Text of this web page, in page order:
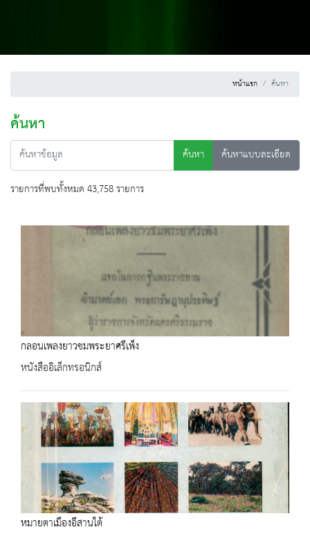
หน้าแรก ค้นหา
ค้นหา
ค้นหา
ค้นหาแบบละเอียด
รายการที่พบทั้งหมด 43,758 รายการ
กลอนเพลงยาวชมพระยาศรีเพ็ง
หนังสืออิเล็กทรอนิกส์
หมายตาเมืองอีสานใต้